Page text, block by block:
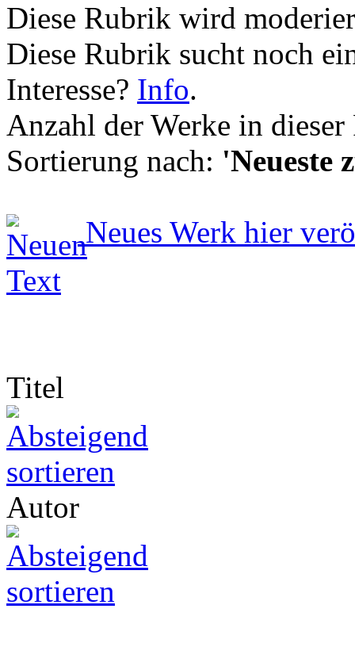
Diese Rubrik wird
Diese Rubrik sucht noch
Interesse? Info.
Anzahl der Werke in
Sortierung nach: 'Neueste
Neues Werk hier
Titel
Autor